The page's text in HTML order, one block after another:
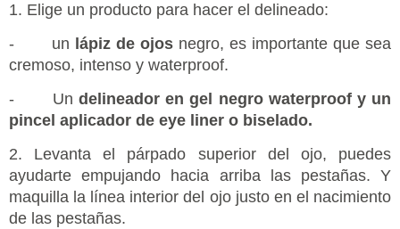
1. Elige un producto para hacer el delineado:
- un lápiz de ojos negro, es importante que sea
cremoso, intenso y waterproof.
- Undelineador en gel negro waterproof y un
pincel aplicador de eye liner o biselado.
2. Levanta el párpado superior del ojo, puedes
ayudarte empujando hacia arriba las pestañas. Y
maquilla la línea interior del ojo justo en el nacimiento
de las pestañas.